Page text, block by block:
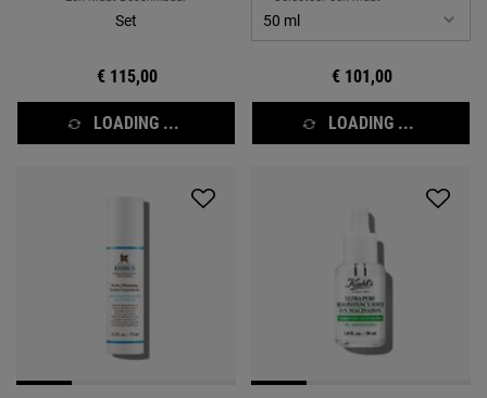
Set
€ 115,00
LOADING ...
€ 101,00
LOADING ...